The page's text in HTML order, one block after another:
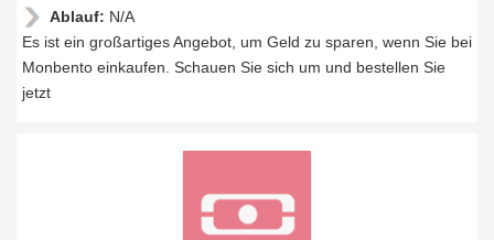
Ablauf: N/A
Es ist ein großartiges Angebot, um Geld zu sparen, wenn Sie bei
Monbento einkaufen. Schauen Sie sich um und bestellen Sie
jetzt